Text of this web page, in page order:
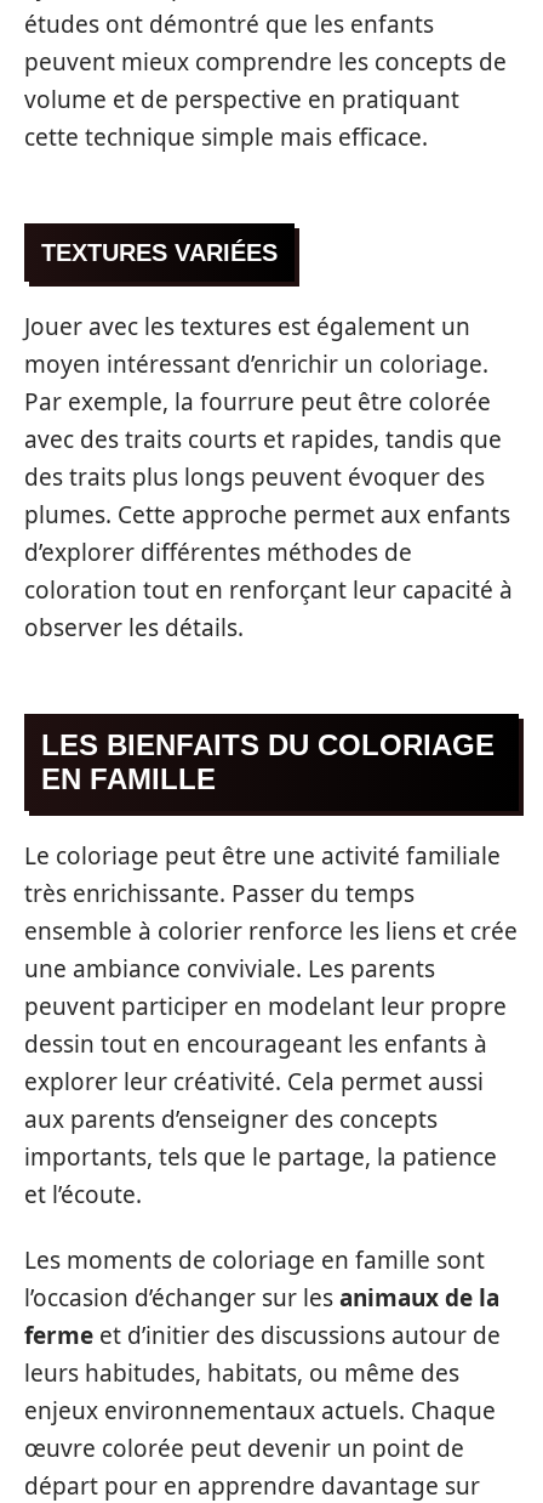
études ont démontré que les enfants
peuvent mieux comprendre les concepts de
volume et de perspective en pratiquant
cette technique simple mais efficace.
TEXTURES VARIÉES
Jouer avec les textures est également un
moyen intéressant d’enrichir un coloriage.
Par exemple, la fourrure peut être colorée
avec des traits courts et rapides, tandis que
des traits plus longs peuvent évoquer des
plumes. Cette approche permet aux enfants
d’explorer différentes méthodes de
coloration tout en renforçant leur capacité à
observer les détails.
LES BIENFAITS DU COLORIAGE
EN FAMILLE
Le coloriage peut être une activité familiale
très enrichissante. Passer du temps
ensemble à colorier renforce les liens et crée
une ambiance conviviale. Les parents
peuvent participer en modelant leur propre
dessin tout en encourageant les enfants à
explorer leur créativité. Cela permet aussi
aux parents d’enseigner des concepts
importants, tels que le partage, la patience
et l’écoute.
Les moments de coloriage en famille sont
l’occasion d’échanger sur lesanimaux de la
ferme et d’initier des discussions autour de
leurs habitudes, habitats, ou même des
enjeux environnementaux actuels. Chaque
œuvre colorée peut devenir un point de
départ pour en apprendre davantage sur